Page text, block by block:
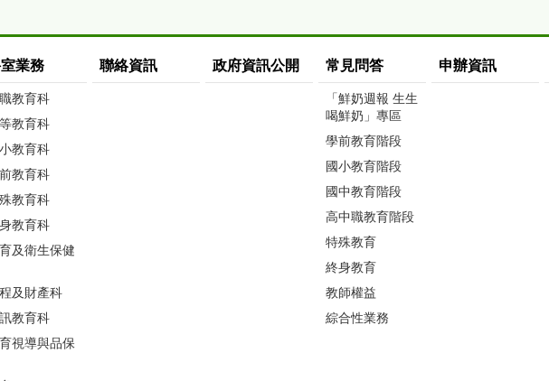
業務
教育科
教育科
教育科
教育科
教育科
教育科
及衛生保健
及財產科
教育科
視導與品保
聯絡資訊 政府資訊公開 常見問答
「鮮奶週報 生生
喝鮮奶」專區
學前教育階段
國小教育階段
國中教育階段
高中職教育階段
特殊教育
終身教育
教師權益
綜合性業務
申辦資訊